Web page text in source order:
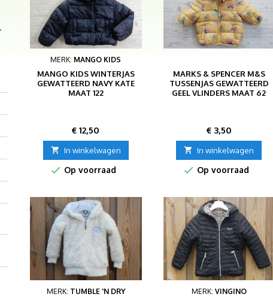
MAAN
MERK: MANGO KIDS
MANGO KIDS WINTERJAS
GEWATTEERD NAVY KATE
MAAT 122
Prijs
€ 12,50
 In winkelwagen
 Op voorraad
MARKS & SPENCER M&S
TUSSENJAS GEWATTEERD
GEEL VLINDERS MAAT 62
Prijs
€ 3,50
 In winkelwagen
 Op voorraad
MERK: TUMBLE 'N DRY MERK: VINGINO